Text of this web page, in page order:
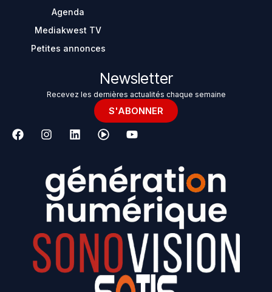
Agenda
Mediakwest TV
Petites annonces
Newsletter
Recevez les dernières actualités chaque semaine
S'ABONNER